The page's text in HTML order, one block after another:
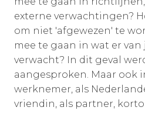
externe verwachtingen?
om niet 'afgewezen' te
mee te gaan in wat er
verwacht? In dit geval
aangesproken. Maar ook
werknemer, als
vriendin, als partner,